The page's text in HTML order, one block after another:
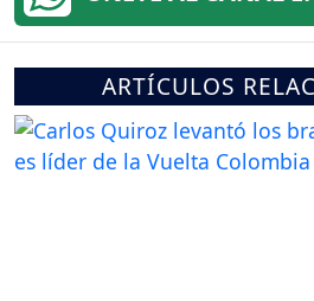
ARTÍCULOS